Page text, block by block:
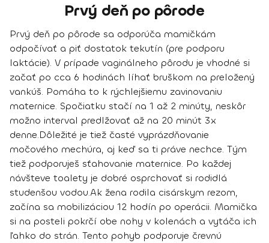
Prvý deň po pôrode
Prvý deň po pôrode sa odporúča mamičkám
odpočívať a piť dostatok tekutín (pre podporu
laktácie). V prípade vaginálneho pôrodu je vhodné si
začať po cca 6 hodinách líhať bruškom na preložený
vankúš. Pomáha to k rýchlejšiemu zavinovaniu
maternice. Spočiatku stačí na 1 až 2 minúty, neskôr
možno interval predlžovať až na 20 minút 3x
denne.Dôležité je tiež časté vyprázdňovanie
močového mechúra, aj keď sa ti práve nechce. Tým
tiež podporuješ sťahovanie maternice. Po každej
návšteve toalety je dobré osprchovať si rodidlá
studenšou vodou.Ak žena rodila cisárskym rezom,
začína sa mobilizáciou 12 hodín po operácii. Mamička
si na posteli pokrčí obe nohy v kolenách a vytáča ich
ľahko do strán. Tento pohyb podporuje črevnú